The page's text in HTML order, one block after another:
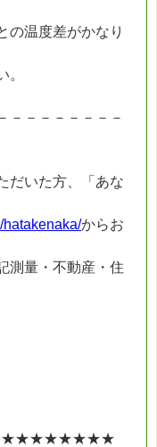
の温度差がかなり
。
－－－－－－－－
だいた方、「あな
hatakenaka/からお
測量・不動産・住